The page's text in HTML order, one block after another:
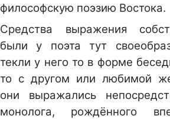
философскую поэзию Востока.
Средства выражения
были у поэта тут
текли у него то в форме
то с другом или любимой
они выражались
монолога, рождённого